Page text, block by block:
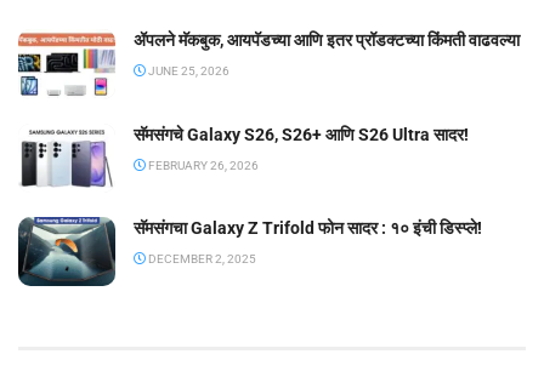
ॲपलने मॅकबुक, आयपॅडच्या आणि इतर प्रॉडक्टच्या किंमती वाढवल्या
JUNE 25, 2026
सॅमसंगचे Galaxy S26, S26+ आणि S26 Ultra सादर!
FEBRUARY 26, 2026
सॅमसंगचा Galaxy Z Trifold फोन सादर : १० इंची डिस्प्ले!
DECEMBER 2, 2025